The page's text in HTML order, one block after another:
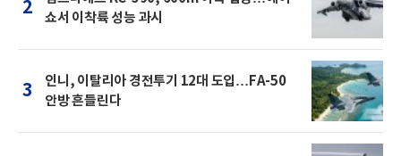
2
쇼서 이착륙 성능 과시
3
인니, 이탈리아 경전투기 12대 도입…FA-50
안방 흔들린다